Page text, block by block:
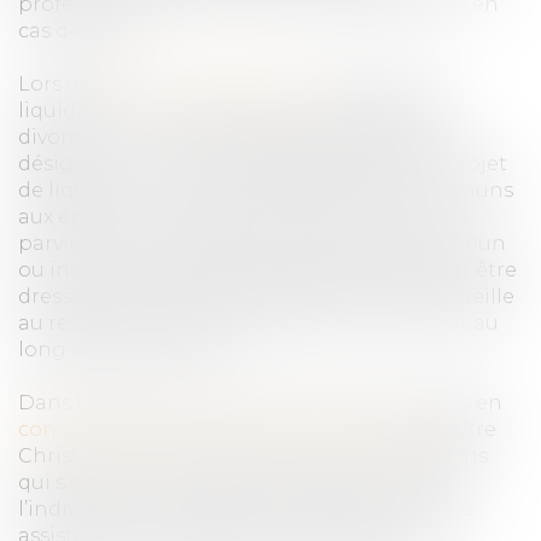
cas de litige.
Lors d’un
liquidation n’est opérée qu’au prononcé du
divorce, en cours de procédure le juge peut
désigner un notaire chargé de dresser un projet
de liquidation et l’inventaire des biens communs
aux époux. Si au-delà du divorce, le couple ne
parvient pas à liquider son patrimoine commun
ou indivis, un procès-verbal de difficulté peut être
dressé et des délais accordés. Notre cabinet veille
au respect de vos intérêts patrimoniaux tout au
long de la procédure.
Dans le cadre d’un litige sur des biens acquis en
concubinage ou sous le régime du pacs
Christine Corbel étudie avec vous les solutions
qui s’offrent à vous pour procéder à la fin de
l’indivision et la liquidation des biens, et vous
assiste au besoin devant le Juge aux affaires